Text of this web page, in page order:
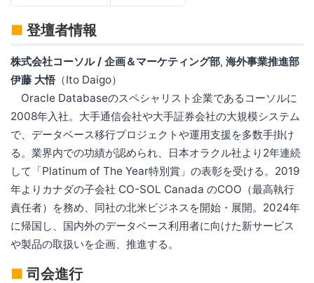
■ 登壇者情報
株式会社コーソル / 企画＆マーケティング部, 海外事業推進部
伊藤 大悟（Ito Daigo）
Oracle Databaseのスペシャリスト企業であるコーソルに
2008年入社。大手通信会社や大手証券会社の大規模システム
で、データベース移行プロジェクトや運用支援を多数手掛け
る。業界内での功績が認められ、日本オラクル社より2年連続
して「Platinum of The Year特別賞」の表彰を受ける。2019
年よりカナダの子会社 CO-SOL Canada のCOO（最高執行
責任者）を務め、同社の北米ビジネスを開始・展開。2024年
に帰国し、国内外のデータベース利用者に向けた新サービス
や製品の取扱いを企画、推進する。
■ 司会進行